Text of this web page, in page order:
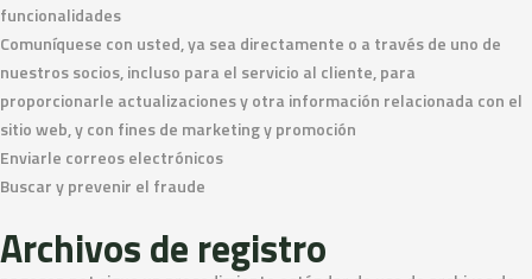
funcionalidades
Comuníquese con usted, ya sea directamente o a través de uno de
nuestros socios, incluso para el servicio al cliente, para
proporcionarle actualizaciones y otra información relacionada con el
sitio web, y con fines de marketing y promoción
Enviarle correos electrónicos
Buscar y prevenir el fraude
Archivos de registro